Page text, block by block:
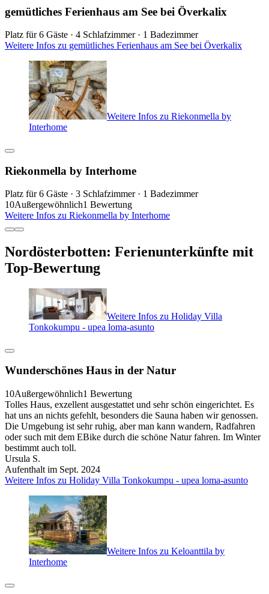
gemütliches Ferienhaus am See bei Överkalix
Platz für 6 Gäste · 4 Schlafzimmer · 1 Badezimmer
Weitere Infos zu gemütliches Ferienhaus am See bei Överkalix
Weitere Infos zu Riekonmella by
Interhome
Riekonmella by Interhome
Platz für 6 Gäste · 3 Schlafzimmer · 1 Badezimmer
10Außergewöhnlich1 Bewertung
Weitere Infos zu Riekonmella by Interhome
Nordösterbotten: Ferienunterkünfte mit
Top-Bewertung
Weitere Infos zu Holiday Villa
Tonkokumpu - upea loma-asunto
Wunderschönes Haus in der Natur
10Außergewöhnlich1 Bewertung
Tolles Haus, exzellent ausgestattet und sehr schön eingerichtet. Es
hat uns an nichts gefehlt, besonders die Sauna haben wir genossen.
Die Umgebung ist sehr ruhig, aber man kann wandern, Radfahren
oder such mit dem EBike durch die schöne Natur fahren. Im Winter
bestimmt auch toll.
Ursula S.
Aufenthalt im Sept. 2024
Weitere Infos zu Holiday Villa Tonkokumpu - upea loma-asunto
Weitere Infos zu Keloanttila by
Interhome